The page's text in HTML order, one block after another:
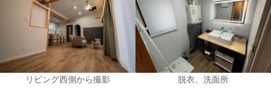
リビング西側から撮影 脱衣、洗面所